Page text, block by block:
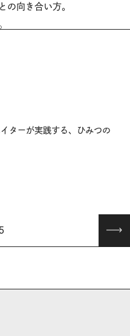
の向き合い方。
ターが実践する、ひみつの